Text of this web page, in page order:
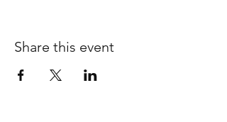
Share this event